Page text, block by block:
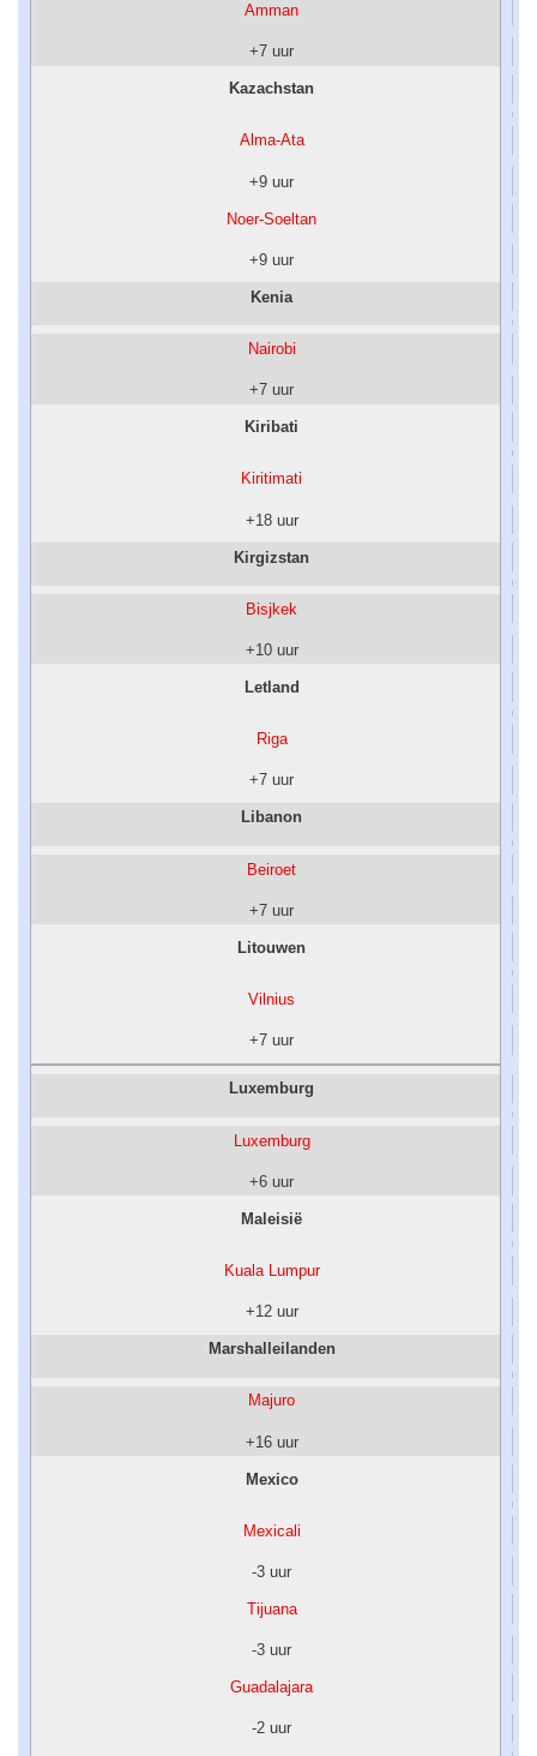
Amman
+7 uur
Kazachstan
Alma-Ata
+9 uur
Noer-Soeltan
+9 uur
Kenia
Nairobi
+7 uur
Kiribati
Kiritimati
+18 uur
Kirgizstan
Bisjkek
+10 uur
Letland
Riga
+7 uur
Libanon
Beiroet
+7 uur
Litouwen
Vilnius
+7 uur
Luxemburg
Luxemburg
+6 uur
Maleisië
Kuala Lumpur
+12 uur
Marshalleilanden
Majuro
+16 uur
Mexico
Mexicali
-3 uur
Tijuana
-3 uur
Guadalajara
-2 uur